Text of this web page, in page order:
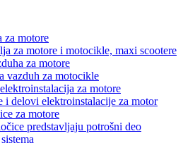
za motore
za motore
za motore
za motore